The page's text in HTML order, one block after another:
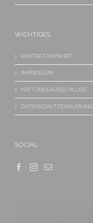
WICHTIGES
KONTAKT/ANFAHRT
IMPRESSUM
HAFTUNGSAUSSCHLUSS
DATENSCHUTZERKLÄRUNG
SOCIAL